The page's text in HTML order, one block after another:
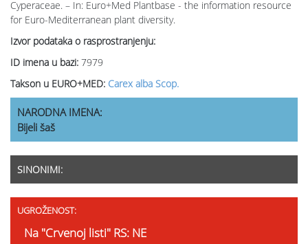
Cyperaceae. – In: Euro+Med Plantbase - the information resource
for Euro-Mediterranean plant diversity.
Izvor podataka o rasprostranjenju:
ID imena u bazi: 7979
Takson u EURO+MED: Carex alba Scop.
NARODNA IMENA:
Bijeli šaš
SINONIMI:
UGROŽENOST:
Na "Crvenoj listi" RS: NE